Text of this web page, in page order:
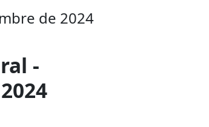
de 2024
-